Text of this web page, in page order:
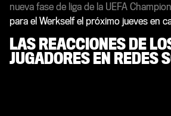
nueva fase de liga de la UEFA
para el Werkself el próximo jueves en
LAS REACCIONES DE
JUGADORES EN REDES